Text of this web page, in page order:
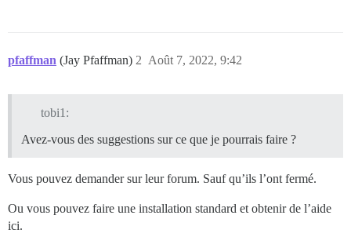
pfaffman (Jay Pfaffman) Août 7, 2022, 9:42
2
tobi1:
Avez-vous des suggestions sur ce que je pourrais faire ?
Vous pouvez demander sur leur forum. Sauf qu’ils l’ont fermé.
Ou vous pouvez faire une installation standard et obtenir de l’aide
ici.